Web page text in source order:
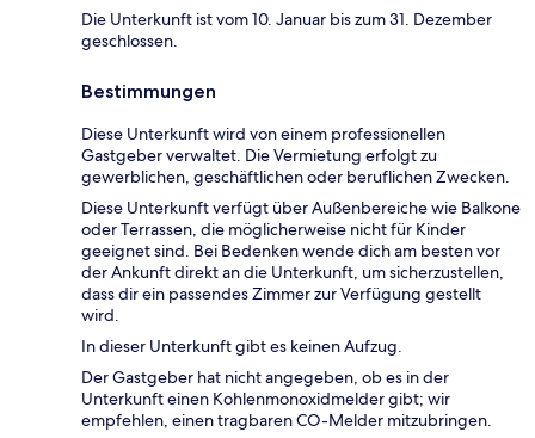
Die Unterkunft ist vom 10. Januar bis zum 31. Dezember
geschlossen.
Bestimmungen
Diese Unterkunft wird von einem professionellen
Gastgeber verwaltet. Die Vermietung erfolgt zu
gewerblichen, geschäftlichen oder beruflichen Zwecken.
Diese Unterkunft verfügt über Außenbereiche wie Balkone
oder Terrassen, die möglicherweise nicht für Kinder
geeignet sind. Bei Bedenken wende dich am besten vor
der Ankunft direkt an die Unterkunft, um sicherzustellen,
dass dir ein passendes Zimmer zur Verfügung gestellt
wird.
In dieser Unterkunft gibt es keinen Aufzug.
Der Gastgeber hat nicht angegeben, ob es in der
Unterkunft einen Kohlenmonoxidmelder gibt; wir
empfehlen, einen tragbaren CO-Melder mitzubringen.